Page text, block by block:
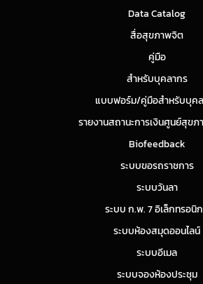
Data Catalog
สื่อสุขภาพจิต
คู่มือ
สำหรับบุคลากร
แบบฟอร์ม/คู่มือสำหรับบุค
รายงานสถานะการเงินศูนย์สุขภ
Biofeedback
ระบบขอรถราชการ
ระบบวันลา
ระบบ ก.พ. 7 อิเล็กทรอนิ
ระบบห้องสมุดออนไลน์
ระบบอีเมล
ระบบจองห้องประชุม